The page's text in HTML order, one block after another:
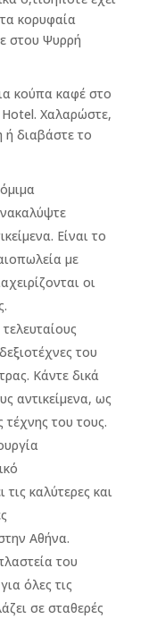
κορυφαία
στου Ψυρρή
κούπα καφέ στο
Χαλαρώστε,
ή διαβάστε το
Είναι το
με
οι
του
Κάντε δικά
αντικείμενα, ως
τέχνης του τους.
καλύτερες και
Αθήνα.
του
όλες τις
σε σταθερές